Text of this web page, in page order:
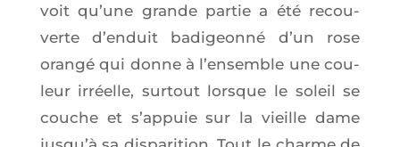
voit qu’une grande par­tie a été recou­
verte d’en­duit badi­geon­né d’un rose
oran­gé qui donne à l’en­semble une cou­
leur irréelle, sur­tout lorsque le soleil se
couche et s’ap­puie sur la vieille dame